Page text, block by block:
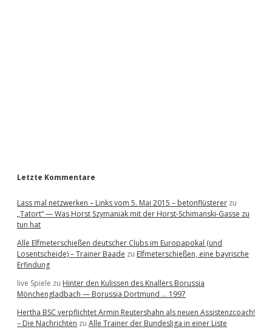
Letzte Kommentare
Lass mal netzwerken – Links vom 5. Mai 2015 – betonflüsterer zu
„Tatort“ — Was Horst Szymaniak mit der Horst-Schimanski-Gasse zu
tun hat
Alle Elfmeterschießen deutscher Clubs im Europapokal (und
Losentscheide) – Trainer Baade zu Elfmeterschießen, eine bayrische
Erfindung
live Spiele zu Hinter den Kulissen des Knallers Borussia
Mönchengladbach — Borussia Dortmund … 1997
Hertha BSC verpflichtet Armin Reutershahn als neuen Assistenzcoach!
– Die Nachrichten zu Alle Trainer der Bundesliga in einer Liste